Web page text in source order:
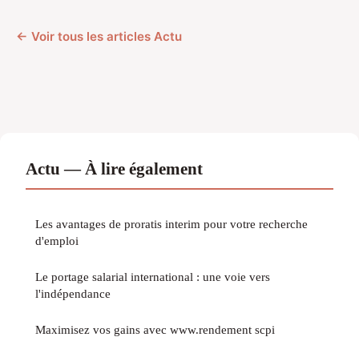
← Voir tous les articles Actu
Actu — À lire également
Les avantages de proratis interim pour votre recherche
d'emploi
Le portage salarial international : une voie vers
l'indépendance
Maximisez vos gains avec www.rendement scpi